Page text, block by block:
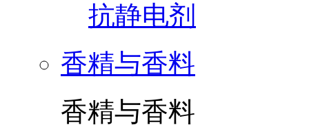
抗静电剂
香精与香料
香精与香料